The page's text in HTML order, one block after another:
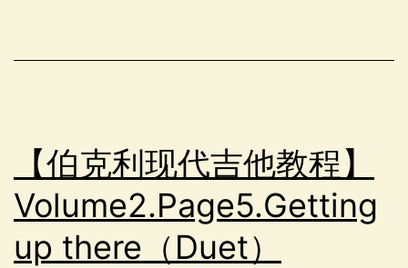
【伯克利现代吉他教程】
Volume2.Page5.Getting
up there（Duet）